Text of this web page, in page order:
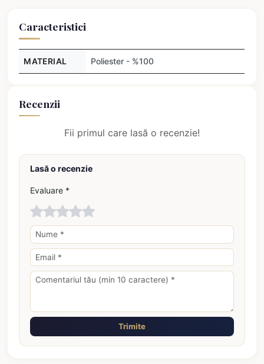
Caracteristici
MATERIAL Poliester - %100
Recenzii
Fii primul care lasă o recenzie!
Lasă o recenzie
Evaluare *
Trimite